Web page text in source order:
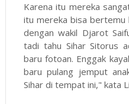
Karena itu mereka
itu mereka bisa bertemu
dengan wakil Djarot
tadi tahu Sihar Sitorus
baru fotoan. Enggak
baru pulang jemput
Sihar di tempat ini," kata